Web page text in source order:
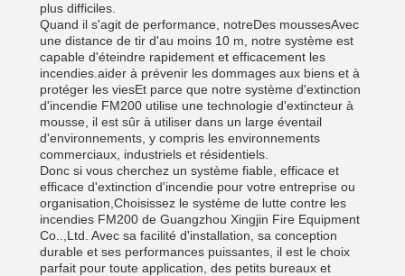
plus difficiles.
Quand il s'agit de performance, notreDes moussesAvec
une distance de tir d'au moins 10 m, notre système est
capable d'éteindre rapidement et efficacement les
incendies.aider à prévenir les dommages aux biens et à
protéger les viesEt parce que notre système d'extinction
d'incendie FM200 utilise une technologie d'extincteur à
mousse, il est sûr à utiliser dans un large éventail
d'environnements, y compris les environnements
commerciaux, industriels et résidentiels.
Donc si vous cherchez un système fiable, efficace et
efficace d'extinction d'incendie pour votre entreprise ou
organisation,Choisissez le système de lutte contre les
incendies FM200 de Guangzhou Xingjin Fire Equipment
Co..,Ltd. Avec sa facilité d'installation, sa conception
durable et ses performances puissantes, il est le choix
parfait pour toute application, des petits bureaux et